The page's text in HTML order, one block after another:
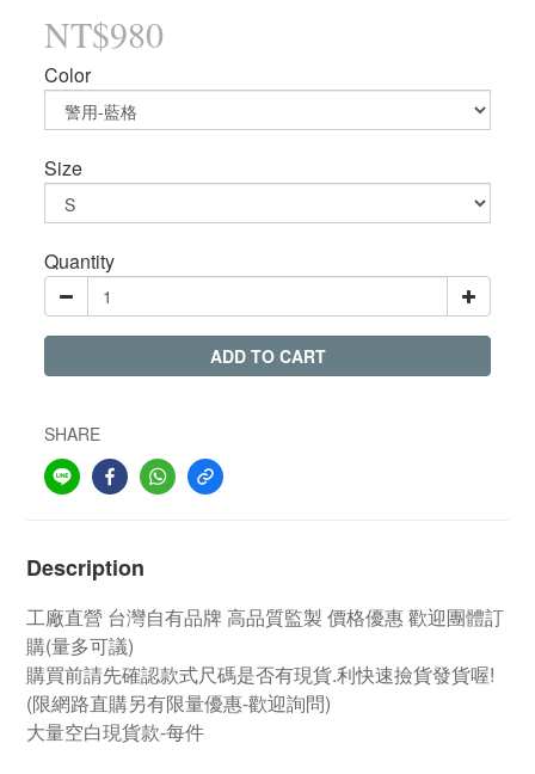
NT$980
Color
Size
Quantity
ADD TO CART
SHARE
Description
工廠直營 台灣自有品牌 高品質監製 價格優惠 歡迎團體訂
購(量多可議)
購買前請先確認款式尺碼是否有現貨.利快速撿貨發貨喔!
(限網路直購另有限量優惠-歡迎詢問)
大量空白現貨款-每件